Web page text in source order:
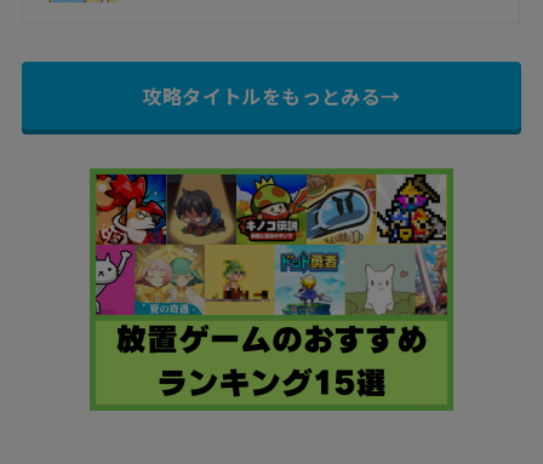
攻略タイトルをもっとみる→